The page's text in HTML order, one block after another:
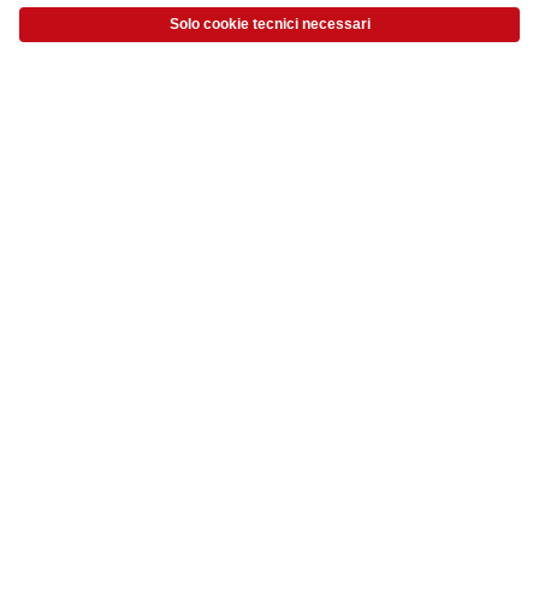
*Tutti i prezzi si intendono IVA inclusa ed eventuali spese di spedizione escluse come
dalistino prezzi